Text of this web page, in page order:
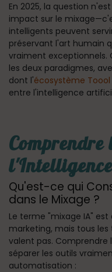
En 2025, la question
impact sur le
intelligents peuvent
préservant l'art humain
vraiment
les deux paradigmes,
dont l'écosystème Toool
entre l'intelligence
Comprendre
l'Intelligence
Qu'est-ce qui
dans le Mixage ?
Le terme "mixage IA"
marketing, mais tous
valent pas. Comprendre
séparer les outils
automatisation :